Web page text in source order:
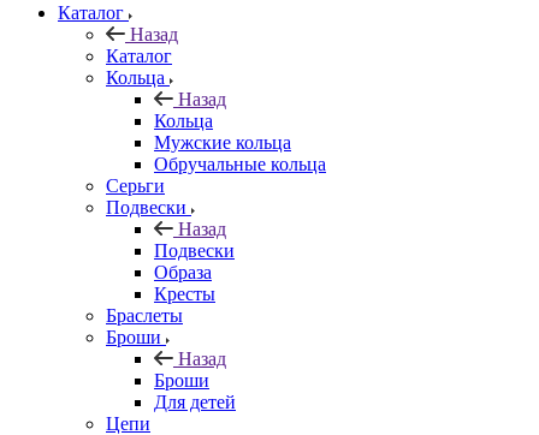
Каталог
Назад
Каталог
Кольца
Назад
Кольца
Мужские кольца
Обручальные кольца
Серьги
Подвески
Назад
Подвески
Образа
Кресты
Браслеты
Броши
Назад
Броши
Для детей
Цепи